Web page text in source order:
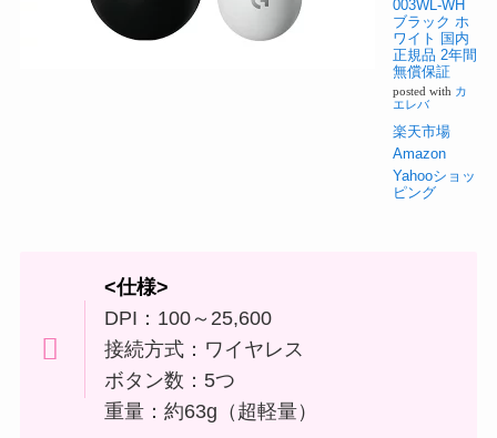
003WL-WH
ブラック ホ
ワイト 国内
正規品 2年間
無償保証
posted with カ
エレバ
楽天市場
Amazon
Yahooショッ
ピング
<仕様>
DPI：100～25,600
接続方式：ワイヤレス
ボタン数：5つ
重量：約63g（超軽量）